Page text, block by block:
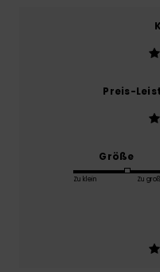
Preis-
Größe
Zu klein Zu groß